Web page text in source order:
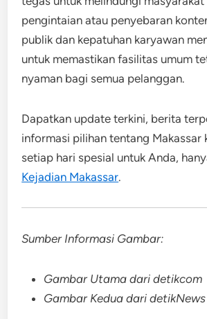
pengintaian atau penyebaran
publik dan kepatuhan karyawan
untuk memastikan fasilitas umum
nyaman bagi semua pelanggan.
Dapatkan update terkini, berita
informasi pilihan tentang Makassar
setiap hari spesial untuk Anda,
Kejadian Makassar.
Sumber Informasi Gambar:
Gambar Utama dari detikcom
Gambar Kedua dari detikNews